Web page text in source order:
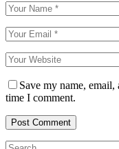
Save my name,
time I comment.